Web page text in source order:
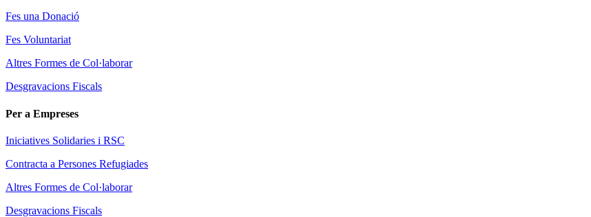
Fes una Donació
Fes Voluntariat
Altres Formes de Col·laborar
Desgravacions Fiscals
Per a Empreses
Iniciatives Solidaries i RSC
Contracta a Persones Refugiades
Altres Formes de Col·laborar
Desgravacions Fiscals